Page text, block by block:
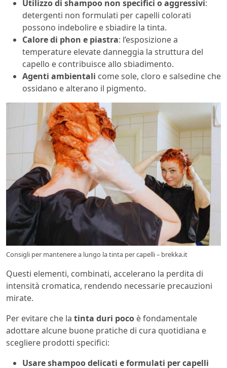
Utilizzo di shampoo non specifici o aggressivi:
detergenti non formulati per capelli colorati
possono indebolire e sbiadire la tinta.
Calore di phon e piastra: l’esposizione a
temperature elevate danneggia la struttura del
capello e contribuisce allo sbiadimento.
Agenti ambientali come sole, cloro e salsedine che
ossidano e alterano il pigmento.
Consigli per mantenere a lungo la tinta per capelli – brekka.it
Questi elementi, combinati, accelerano la perdita di
intensità cromatica, rendendo necessarie precauzioni
mirate.
Per evitare che la tinta duri poco è fondamentale
adottare alcune buone pratiche di cura quotidiana e
scegliere prodotti specifici:
Usare shampoo delicati e formulati per capelli